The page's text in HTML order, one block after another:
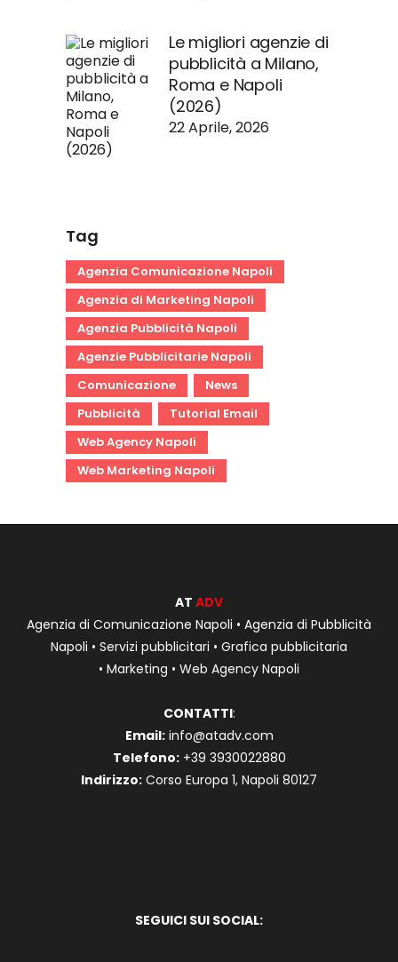
Le migliori agenzie di
pubblicità a Milano,
Roma e Napoli
(2026)
22 Aprile, 2026
Tag
Agenzia Comunicazione Napoli
Agenzia di Marketing Napoli
Agenzia Pubblicità Napoli
Agenzie Pubblicitarie Napoli
Comunicazione
News
Pubblicità
Tutorial Email
Web Agency Napoli
Web Marketing Napoli
AT ADV
Agenzia di Comunicazione Napoli • Agenzia di Pubblicità
Napoli • Servizi pubblicitari • Grafica pubblicitaria
• Marketing • Web Agency Napoli
CONTATTI:
Email: info@atadv.com
Telefono: +39 3930022880
Indirizzo: Corso Europa 1, Napoli 80127
SEGUICI SUI SOCIAL: